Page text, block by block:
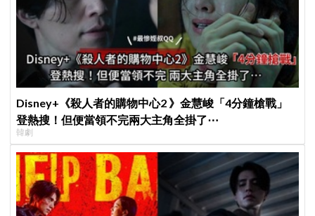
Disney+《殺人者的購物中心2 》金慧峻「4分鐘槍戰」
登熱搜！但便當領不完兩大主角全掛了⋯
韓劇